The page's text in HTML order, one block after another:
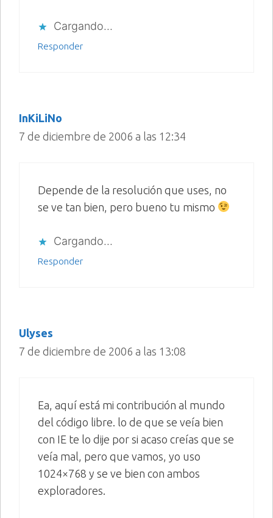
Cargando...
Responder
InKiLiNo
7 de diciembre de 2006 a las 12:34
Depende de la resolución que uses, no
se ve tan bien, pero bueno tu mismo
Cargando...
Responder
Ulyses
7 de diciembre de 2006 a las 13:08
Ea, aquí está mi contribución al mundo
del código libre. lo de que se veía bien
con IE te lo dije por si acaso creías que se
veía mal, pero que vamos, yo uso
1024×768 y se ve bien con ambos
exploradores.